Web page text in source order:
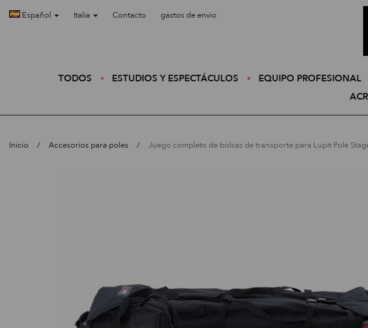
Español Italia Contacto gastos de envio
TODOS ESTUDIOS Y ESPECTÁCULOS EQUIPO PROFESIONAL
Inicio Accesorios para poles Juego completo de bolsas de transporte para Lupit Pole